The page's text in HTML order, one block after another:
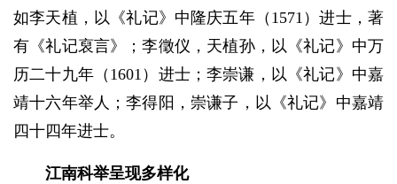
如李天植，以《礼记》中隆庆五年（1571）进士，著
有《礼记裒言》；李徵仪，天植孙，以《礼记》中万
历二十九年（1601）进士；李崇谦，以《礼记》中嘉
靖十六年举人；李得阳，崇谦子，以《礼记》中嘉靖
四十四年进士。
江南科举呈现多样化